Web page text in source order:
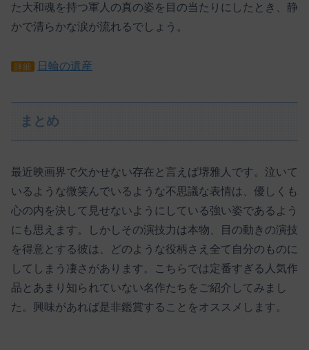
た大和魂を持つ軍人の真の姿を目の当たりにしたとき、静
かで清らかな涙が流れるでしょう。
詳細 日輪の遺産
まとめ
最近映画界で欠かせない存在と言えば堺雅人です。泣いて
いるような微笑んでいるような不思議な表情は、優しくも
心の内を決して見せないようにしている強い姿であるよう
にも思えます。しかしその演技力は本物、目の動きの演技
を得意とする彼は、どのような役柄さえ全て自分のものに
してしまう凄さがあります。こちらでは定番すぎる人気作
品とあまり知られていない名作たちをご紹介してみまし
た。興味があれば是非鑑賞することをオススメします。